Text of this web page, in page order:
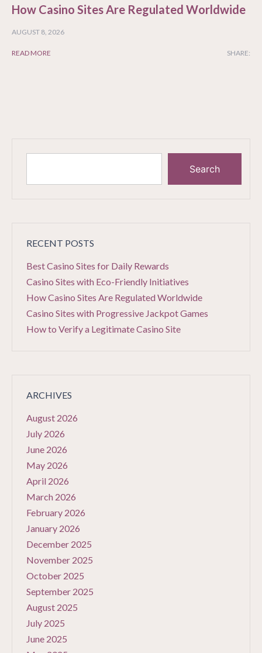
How Casino Sites Are Regulated Worldwide
AUGUST 8, 2026
READ MORE SHARE:
Search
RECENT POSTS
Best Casino Sites for Daily Rewards
Casino Sites with Eco-Friendly Initiatives
How Casino Sites Are Regulated Worldwide
Casino Sites with Progressive Jackpot Games
How to Verify a Legitimate Casino Site
ARCHIVES
August 2026
July 2026
June 2026
May 2026
April 2026
March 2026
February 2026
January 2026
December 2025
November 2025
October 2025
September 2025
August 2025
July 2025
June 2025